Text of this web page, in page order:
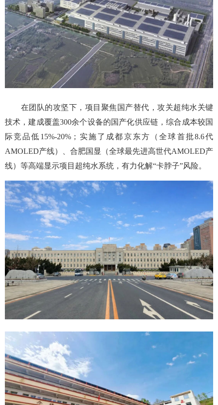
在团队的攻坚下，项目聚焦国产替代，攻关超纯水关键
技术，建成覆盖300余个设备的国产化供应链，综合成本较国
际竞品低15%-20%；实施了成都京东方（全球首批8.6代
AMOLED产线）、合肥国显（全球最先进高世代AMOLED产
线）等高端显示项目超纯水系统，有力化解“卡脖子”风险。